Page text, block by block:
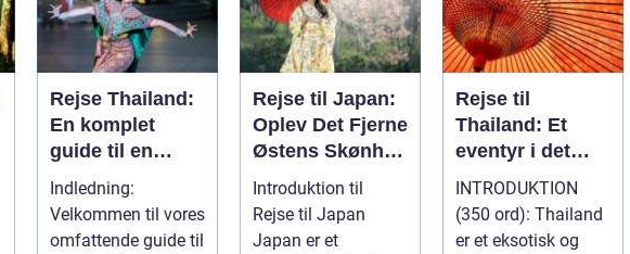
Rejse Thailand:
En komplet
guide til en
eventyrlig
oplevelse
Indledning:
Velkommen til vores
omfattende guide til
Rejse til Japan:
Oplev Det Fjerne
Østens Skønhed
og Kultur
Introduktion til
Rejse til Japan
Japan er et
Rejse til
Thailand: Et
eventyr i det
sydøstasiatiske
paradis
INTRODUKTION
(350 ord): Thailand
er et eksotisk og